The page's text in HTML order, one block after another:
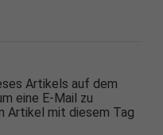
Artikels auf dem
eine E-Mail zu
Artikel mit diesem Tag